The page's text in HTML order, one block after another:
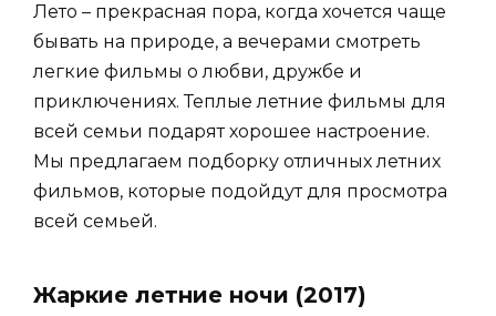
Лето – прекрасная пора, когда хочется чаще
бывать на природе, а вечерами смотреть
легкие фильмы о любви, дружбе и
приключениях. Теплые летние фильмы для
всей семьи подарят хорошее настроение.
Мы предлагаем подборку отличных летних
фильмов, которые подойдут для просмотра
всей семьей.
Жаркие летние ночи (2017)